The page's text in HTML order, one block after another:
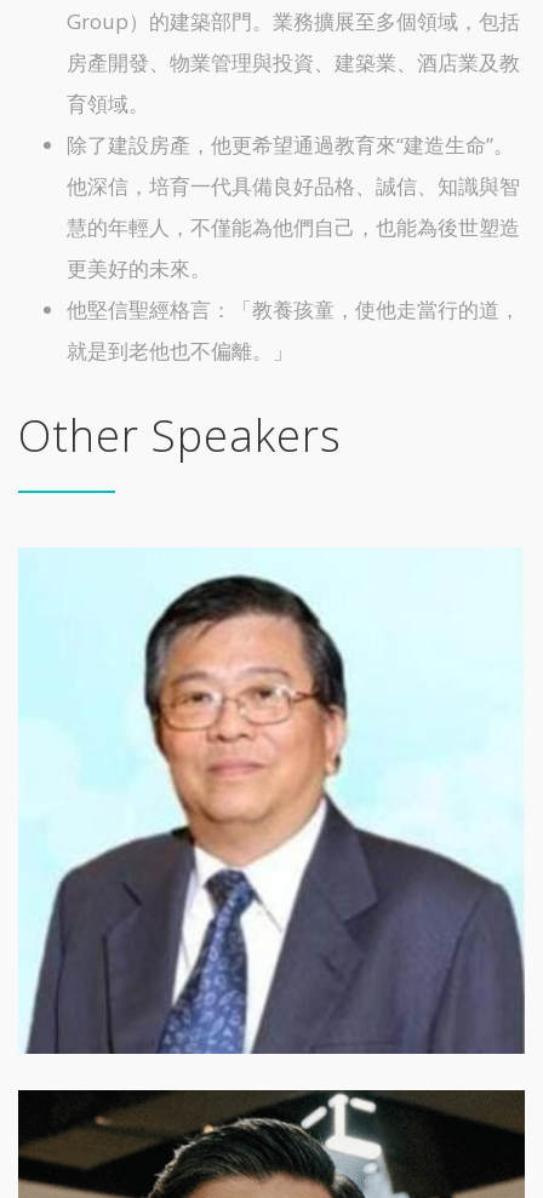
Group）的建築部門。業務擴展至多個領域，包括
房產開發、物業管理與投資、建築業、酒店業及教
育領域。
除了建設房產，他更希望通過教育來“建造生命”。
他深信，培育一代具備良好品格、誠信、知識與智
慧的年輕人，不僅能為他們自己，也能為後世塑造
更美好的未來。
他堅信聖經格言：「教養孩童，使他走當行的道，
就是到老他也不偏離。」
Other Speakers